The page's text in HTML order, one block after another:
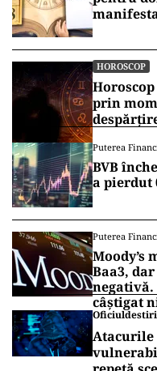
HOROSCOP
prin
Puterea
BVB
a pierdut
Puterea
Moody’s
Baa3,
negativă.
câștigat
Atacurile